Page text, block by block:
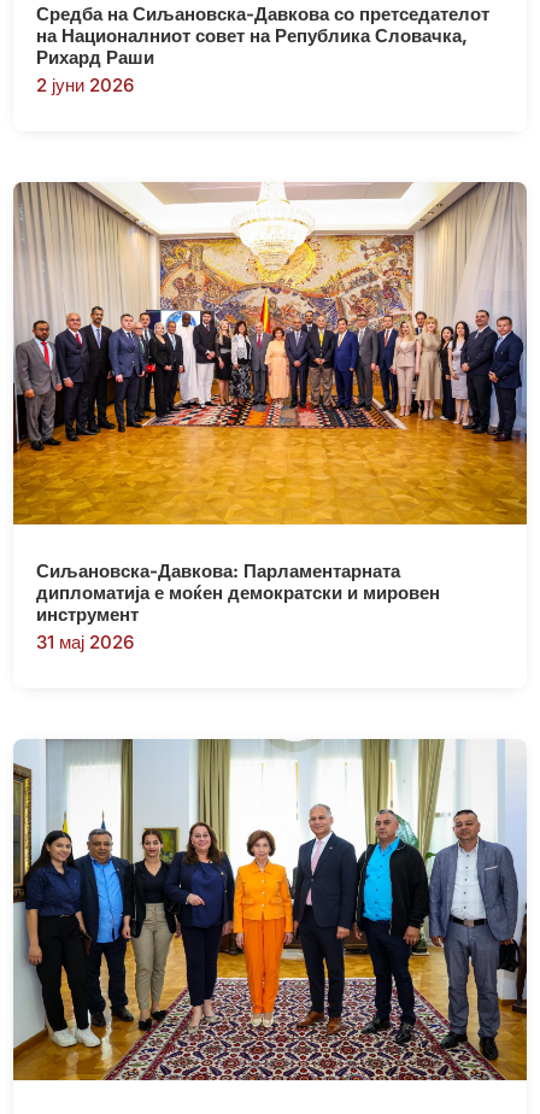
Средба на Сиљановска-Давкова со претседателот
на Националниот совет на Република Словачка,
Рихард Раши
2 јуни 2026
Сиљановска-Давкова: Парламентарната
дипломатија е моќен демократски и мировен
инструмент
31 мај 2026